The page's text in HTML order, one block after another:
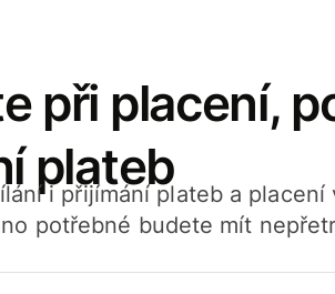
při placení,
plateb
i přijímání plateb a
potřebné budete mít